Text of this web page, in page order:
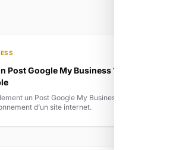
Post Google My Business ?
un Post Google My Business et son
d’un site internet.